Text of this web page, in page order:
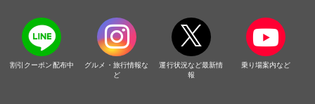
割引クーポン配布中
グルメ・旅行情報な
ど
運行状況など最新情
報
乗り場案内など